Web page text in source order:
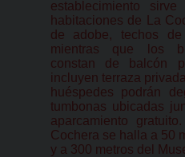
establecimiento
habitaciones de La
de adobe, techos
mientras que los
constan de balcón
incluyen terraza
huéspedes podrán
tumbonas ubicadas
aparcamiento
Cochera se halla a 50
y a 300 metros del